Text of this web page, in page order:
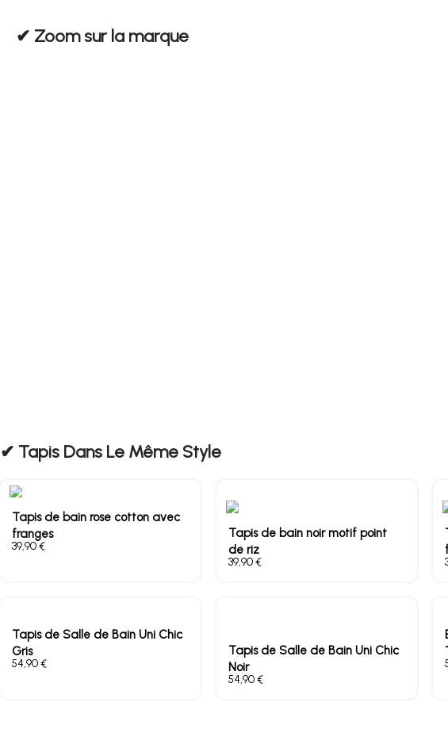
✔︎ Zoom sur la marque
✔︎ Tapis Dans Le Même Style
Tapis de bain rose cotton avec
franges
€
Tapis de bain noir motif point
de riz
€
Tapis de Salle de Bain Uni Chic
Gris
€
Tapis de Salle de Bain Uni Chic
Noir
€